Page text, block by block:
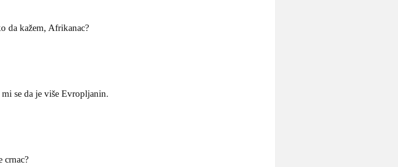
da kažem, Afrikanac?
se da je više Evropljanin.
crnac?